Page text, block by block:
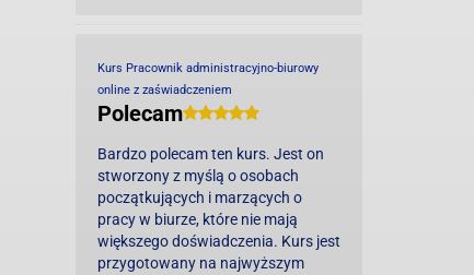
Kurs Pracownik administracyjno-biurowy
online z zaświadczeniem
Polecam
Bardzo polecam ten kurs. Jest on
stworzony z myślą o osobach
początkujących i marzących o
pracy w biurze, które nie mają
większego doświadczenia. Kurs jest
przygotowany na najwyższym